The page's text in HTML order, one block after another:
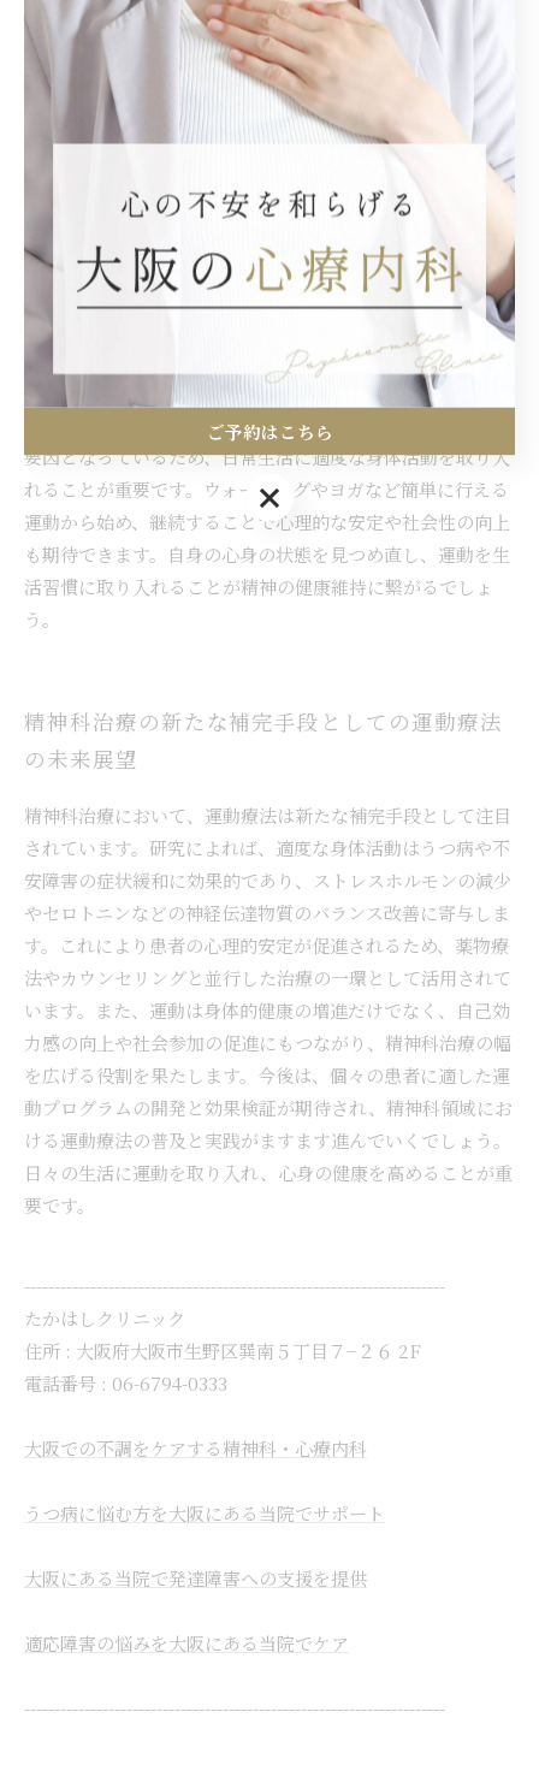
運動不足が招くメンタルヘルスの悪化とは？そ
のリスクを理解しよう
運動不足は精神的な健康に深刻な影響を及ぼすことが明らか
になっています。身体を動かさない生活はストレスホルモン
と関連しています。研究によれば、定期的な運動は脳内のセ
ロトニンやドーパミンなどの神経伝達物質を調整し、情緒の
安定化に寄与します。また、運動は睡眠の質を向上させ、認
知機能低下の予防にも役立つため、精神科治療における補完
的なアプローチとして期待されています。特にストレスの多
い現代社会では、運動不足がメンタルヘルスリスクを高める
要因となっているため、日常生活に適度な身体活動を取り入
れることが重要です。ウォーキングやヨガなど簡単に行える
運動から始め、継続することで心理的な安定や社会性の向上
も期待できます。自身の心身の状態を見つめ直し、運動を生
活習慣に取り入れることが精神の健康維持に繋がるでしょ
う。
精神科治療の新たな補完手段としての運動療法
の未来展望
精神科治療において、運動療法は新たな補完手段として注目
されています。研究によれば、適度な身体活動はうつ病や不
安障害の症状緩和に効果的であり、ストレスホルモンの減少
やセロトニンなどの神経伝達物質のバランス改善に寄与しま
す。これにより患者の心理的安定が促進されるため、薬物療
法やカウンセリングと並行した治療の一環として活用されて
います。また、運動は身体的健康の増進だけでなく、自己効
力感の向上や社会参加の促進にもつながり、精神科治療の幅
を広げる役割を果たします。今後は、個々の患者に適した運
動プログラムの開発と効果検証が期待され、精神科領域にお
ける運動療法の普及と実践がますます進んでいくでしょう。
日々の生活に運動を取り入れ、心身の健康を高めることが重
要です。
----------------------------------------------------------------------
たかはしクリニック
住所 : 大阪府大阪市生野区巽南５丁目７−２６ 2F
電話番号 : 06-6794-0333
大阪での不調をケアする精神科・心療内科
うつ病に悩む方を大阪にある当院でサポート
大阪にある当院で発達障害への支援を提供
適応障害の悩みを大阪にある当院でケア
----------------------------------------------------------------------
ご予約はこちら
ご予約はこちら